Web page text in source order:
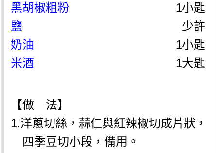
黑胡椒粗粉
1小匙
鹽
少許
奶油
1小匙
米酒
1大匙
【做 法】
1.洋蔥切絲，蒜仁與紅辣椒切成片狀，
四季豆切小段，備用。